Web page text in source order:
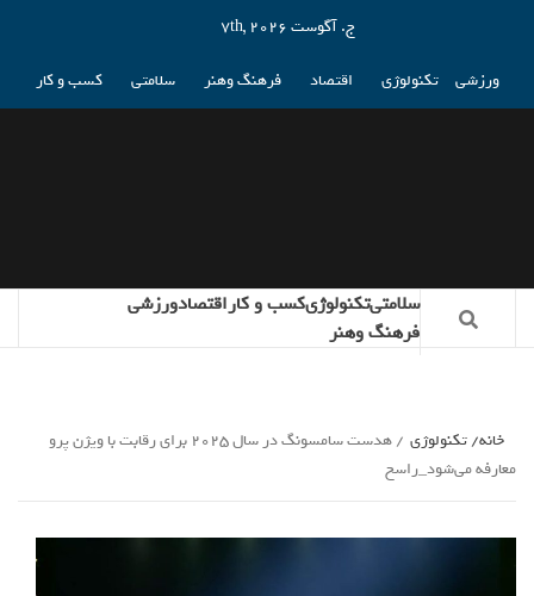
ج. آگوست 7th, 2026
ورزشی تکنولوژی اقتصاد فرهنگ وهنر سلامتی کسب و کار
سلامتیتکنولوژیکسب و کاراقتصادورزشی
فرهنگ وهنر
خانه تکنولوژی
هدست سامسونگ در سال 2025 برای رقابت با ویژن پرو
معارفه می‌شود_راسخ